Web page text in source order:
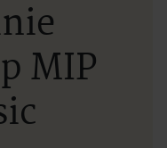
MIP